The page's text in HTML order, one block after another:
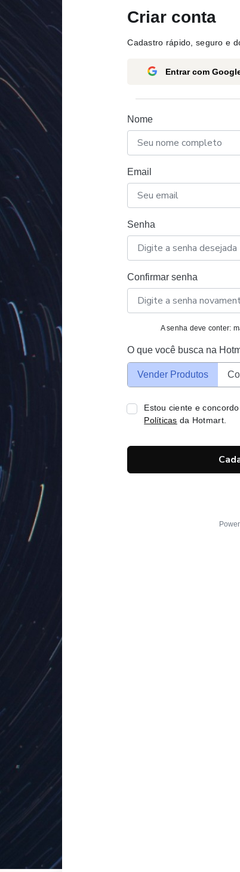
Criar conta
Cadastro rápido, seguro e
Entrar com
Nome
Email
Senha
Confirmar senha
A senha deve conter:
O que você busca na
Vender Produtos
Estou ciente e
Políticas da Hotmart.